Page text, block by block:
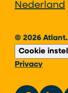
Nederland
© 2026
Cookie
Privacy